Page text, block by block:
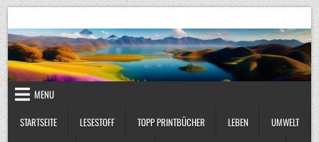
Skip
to
content
UmweltKlima.com
MENU
STARTSEITE
LESESTOFF TOPP PRINTBÜCHER LEBEN UMWELT